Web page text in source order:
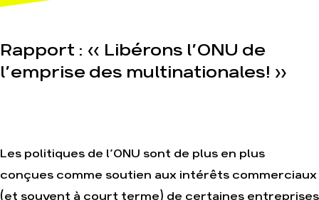
Valeurs
Équipes et
Je soutiens les Amis de
Mode : une tendance
destructrice
Rapport : « Libérons l’ONU de
l’emprise des multinationales! »
Les politiques de l’ONU sont de plus en plus
conçues comme soutien aux intérêts commerciaux
(et souvent à court terme) de certaines entreprises